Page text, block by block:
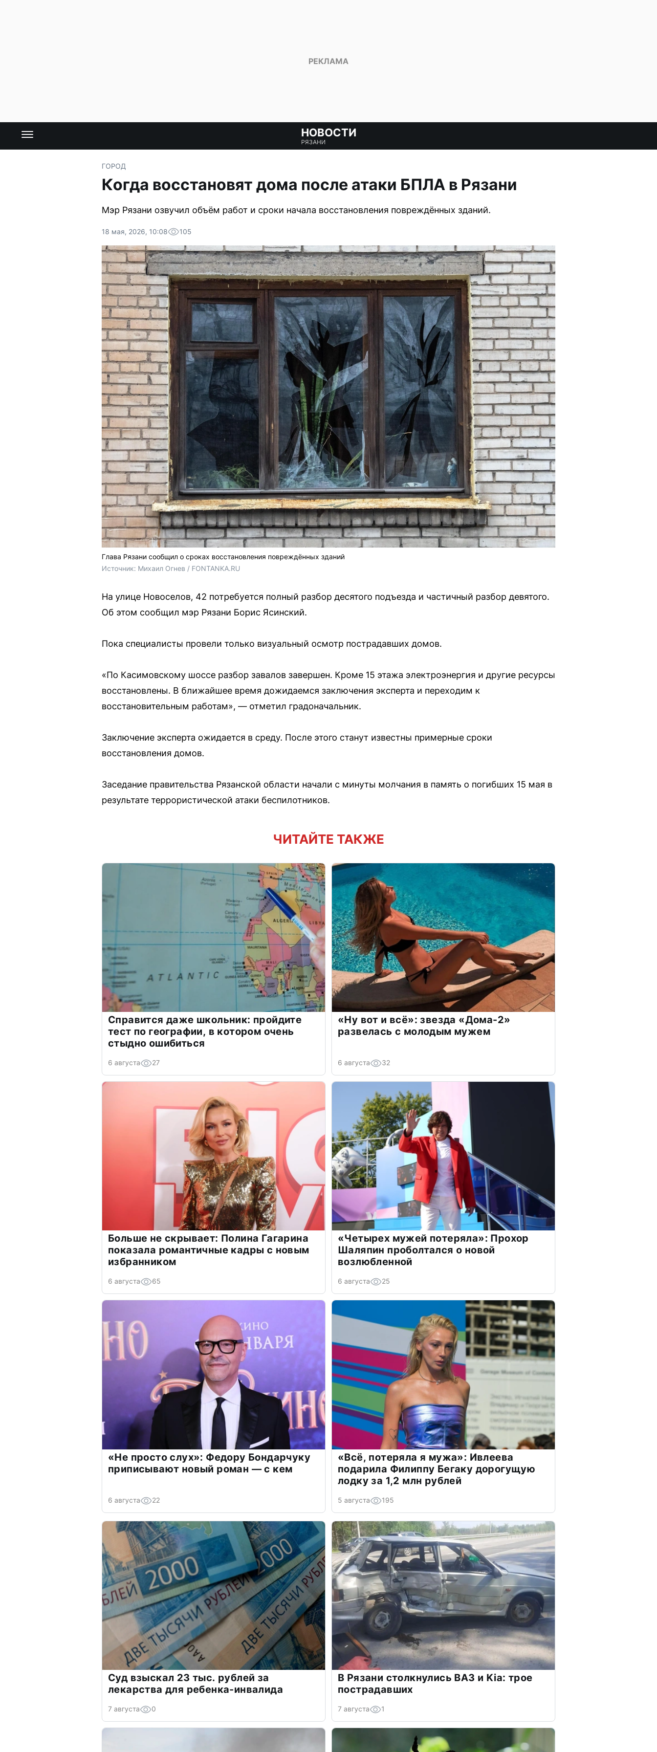
НОВОСТИ
РЯЗАНИ
ГОРОД
Когда восстановят дома после атаки БПЛА в Рязани
Мэр Рязани озвучил объём работ и сроки начала восстановления повреждённых зданий.
18 мая, 2026, 10:08 105
Глава Рязани сообщил о сроках восстановления повреждённых зданий
Источник: Михаил Огнев / FONTANKA.RU
На улице Новоселов, 42 потребуется полный разбор десятого подъезда и частичный разбор девятого.
Об этом сообщил мэр Рязани Борис Ясинский.
Пока специалисты провели только визуальный осмотр пострадавших домов.
«По Касимовскому шоссе разбор завалов завершен. Кроме 15 этажа электроэнергия и другие ресурсы
восстановлены. В ближайшее время дожидаемся заключения эксперта и переходим к
восстановительным работам», — отметил градоначальник.
Заключение эксперта ожидается в среду. После этого станут известны примерные сроки
восстановления домов.
Заседание правительства Рязанской области начали с минуты молчания в память о погибших 15 мая в
результате террористической атаки беспилотников.
ЧИТАЙТЕ ТАКЖЕ
Справится даже школьник: пройдите
тест по географии, в котором очень
стыдно ошибиться
6 августа 27
«Ну вот и всё»: звезда «Дома-2»
развелась с молодым мужем
6 августа 32
Больше не скрывает: Полина Гагарина
показала романтичные кадры с новым
избранником
6 августа 65
«Четырех мужей потеряла»: Прохор
Шаляпин проболтался о новой
возлюбленной
6 августа 25
«Не просто слух»: Федору Бондарчуку
приписывают новый роман — с кем
6 августа 22
«Всё, потеряла я мужа»: Ивлеева
подарила Филиппу Бегаку дорогущую
лодку за 1,2 млн рублей
5 августа 195
Суд взыскал 23 тыс. рублей за
лекарства для ребенка-инвалида
7 августа 0
В Рязани столкнулись ВАЗ и Kia: трое
пострадавших
7 августа 1